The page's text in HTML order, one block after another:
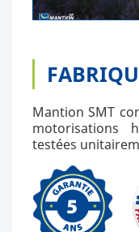
Mantion SMT
motorisations
testées